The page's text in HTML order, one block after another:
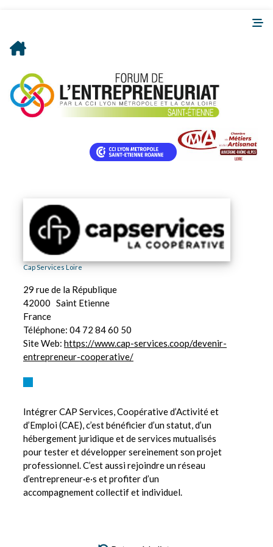
Cap Services Loire
29 rue de la République
42000 Saint Etienne
France
Téléphone: 04 72 84 60 50
Site Web: https://www.cap-services.coop/devenir-
entrepreneur-cooperative/
Intégrer CAP Services, Coopérative d’Activité et
d’Emploi (CAE), c’est bénéficier d’un statut, d’un
hébergement juridique et de services mutualisés
pour tester et développer sereinement son projet
professionnel. C’est aussi rejoindre un réseau
d’entrepreneur·e·s et profiter d’un
accompagnement collectif et individuel.